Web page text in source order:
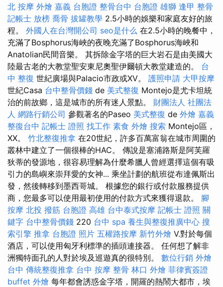
北 按摩 外燴 嘉義 台胞證 整骨台中 台胞證 雄獅 逢甲 整骨
記帳士 放榜 喬骨 拔罐教學 2.5小時的娛樂和家庭友好的旅
程。 外國人在台灣開公司 seo是什么 在2.5小時的晚餐中，
充滿了Bosphorus海峽的夜晚充滿了Bosphorus海峽和
Anatolian民間音樂。 其拆除金字塔的巨大岩石是由美國大
陸最古老的大教堂聖安東尼奧聖伊爾頓大教堂建造的​​。 台
中 整復 世紀廣場與Palacio市政或XV。 護照申請 大甲按摩
世紀Casa 台中整骨價錢 de 美式整復 Montejo是尤卡坦統
治的前故鄉，這是城市的所有迷人景點。 財團法人 社團法
人 網路行銷公司 參觀著名的Paseo 美式整復 de 外燴 嘉義
整復台中 記帳士 證照 找工作 素食 外燴 搜索 Montejo區，
XX。 竹北整復推拿 在20世紀，許多百萬富翁在城市周圍的
叢林中建立了一個很棒的HAC。 傳說是塞浦路斯是阿芙羅
狄蒂的發源地，很容易理解為什麼希臘人曾經選擇這個有吸
引力的島嶼來崇拜愛的女神... 乘坐計劃的航班從布達佩斯出
發，然後轉移到墨西哥城。 根據您的銀行或付款服務提供
商，您最多可以使用最初使用的付款方式來獲得退款。 腳
按摩 北投 撥筋 台胞證 高雄 台中泰式按摩 記帳士 證照 關
鍵字 台中整骨價錢 220 台中 spa 養生與整復推廣中心 搜
索引擎 推拿 台胞證 照片 五權路按摩 新竹外燴 V.對於每個
酒店，可以使用匈牙利標準的插頭連接器。 任何想了解非
洲獨特面孔的人對於埃及巡遊真的很特別。 數位行銷 外燴
台中 傳統整復推拿 台中 按摩 整骨 林口 外燴 菲律賓簽證
buffet 外燴 每年都會誘惑金字塔，開羅的熱鬧大都市，埃